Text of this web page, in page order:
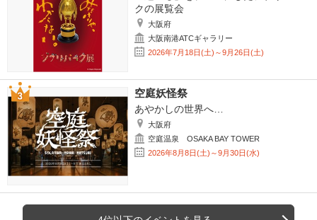
クの展覧会
大阪府
大阪南港ATCギャラリー
2026年7月18日(土)～9月26日(土)
空庭妖怪祭
あやかしの世界へ…
大阪府
空庭温泉 OSAKA BAY TOWER
2026年8月8日(土)～9月30日(水)